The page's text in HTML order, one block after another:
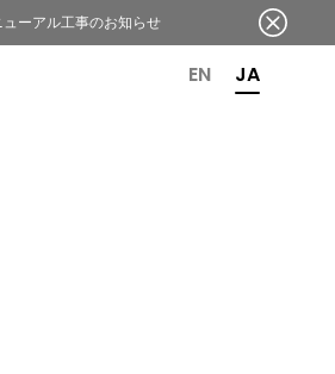
EN JA
ューアル工事のお知らせ
6TH ANNIVERSARY